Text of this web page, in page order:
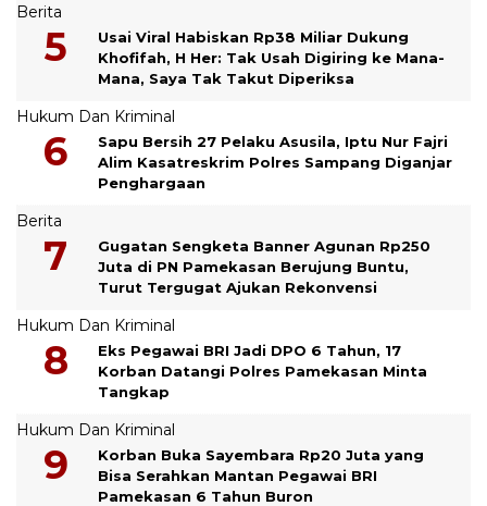
Berita
Usai Viral Habiskan Rp38 Miliar Dukung
Khofifah, H Her: Tak Usah Digiring ke Mana-
Mana, Saya Tak Takut Diperiksa
Hukum Dan Kriminal
Sapu Bersih 27 Pelaku Asusila, Iptu Nur Fajri
Alim Kasatreskrim Polres Sampang Diganjar
Penghargaan
Berita
Gugatan Sengketa Banner Agunan Rp250
Juta di PN Pamekasan Berujung Buntu,
Turut Tergugat Ajukan Rekonvensi
Hukum Dan Kriminal
Eks Pegawai BRI Jadi DPO 6 Tahun, 17
Korban Datangi Polres Pamekasan Minta
Tangkap
Hukum Dan Kriminal
Korban Buka Sayembara Rp20 Juta yang
Bisa Serahkan Mantan Pegawai BRI
Pamekasan 6 Tahun Buron